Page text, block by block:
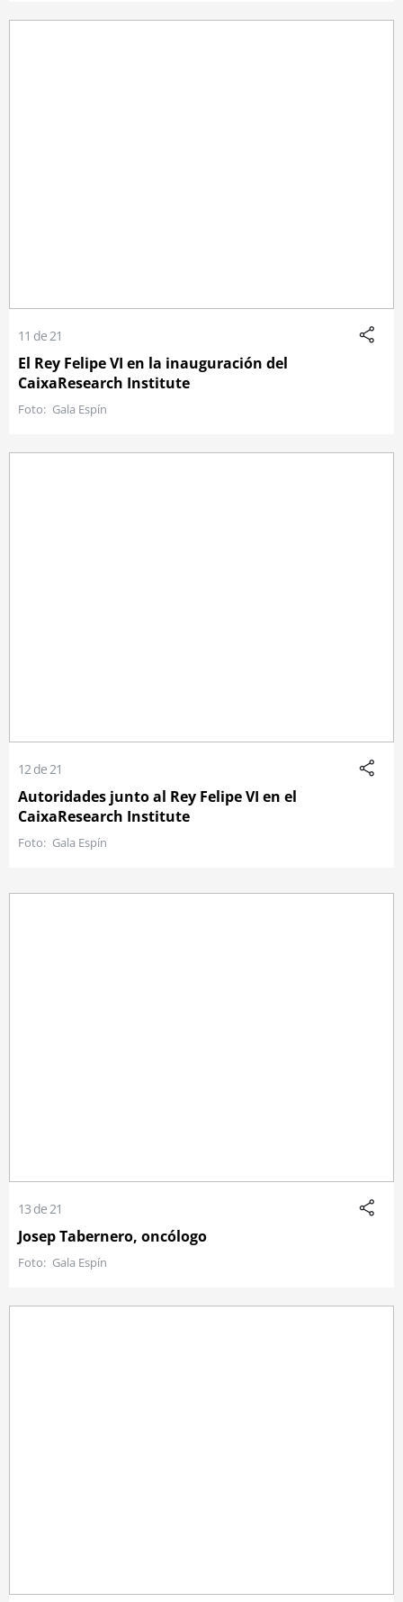
11 de 21
El Rey Felipe VI en la inauguración del
CaixaResearch Institute
Gala Espín
12 de 21
Autoridades junto al Rey Felipe VI en el
CaixaResearch Institute
Gala Espín
13 de 21
Josep Tabernero, oncólogo
Gala Espín